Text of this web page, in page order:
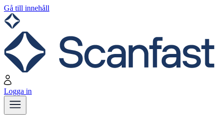
Gå till innehåll
Logga in